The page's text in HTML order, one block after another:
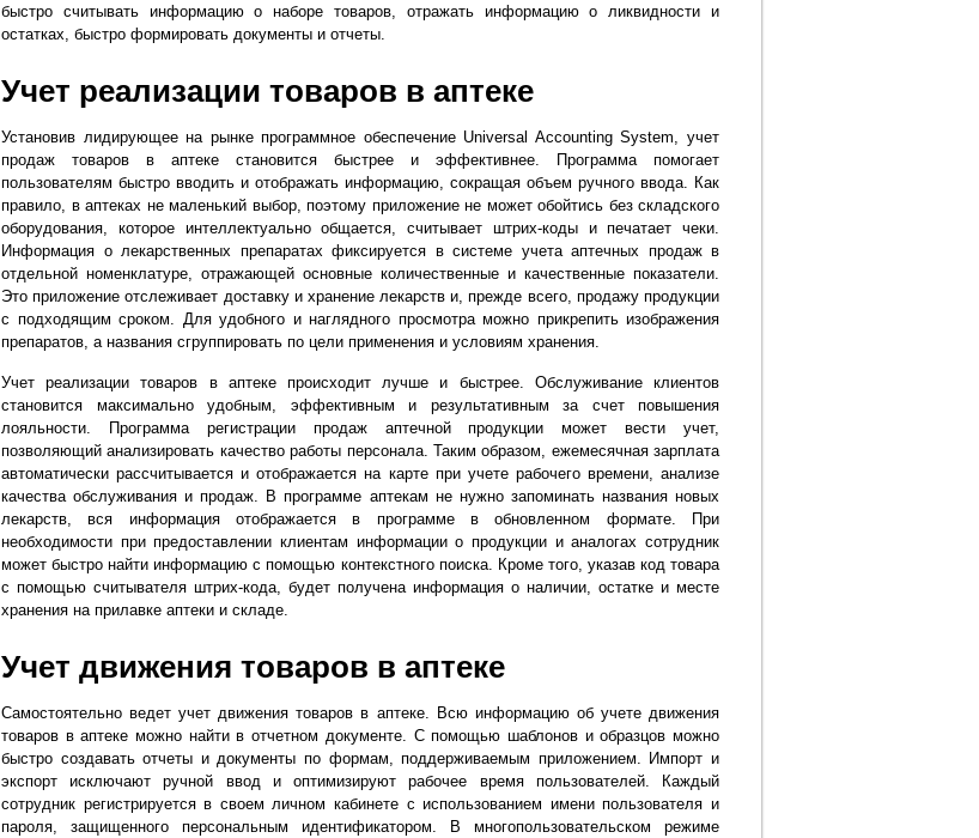
быстро считывать информацию о наборе товаров, отражать информацию о ликвидности и
остатках, быстро формировать документы и отчеты.
Учет реализации товаров в аптеке
Установив лидирующее на рынке программное обеспечение Universal Accounting System, учет
продаж товаров в аптеке становится быстрее и эффективнее. Программа помогает
пользователям быстро вводить и отображать информацию, сокращая объем ручного ввода. Как
правило, в аптеках не маленький выбор, поэтому приложение не может обойтись без складского
оборудования, которое интеллектуально общается, считывает штрих-коды и печатает чеки.
Информация о лекарственных препаратах фиксируется в системе учета аптечных продаж в
отдельной номенклатуре, отражающей основные количественные и качественные показатели.
Это приложение отслеживает доставку и хранение лекарств и, прежде всего, продажу продукции
с подходящим сроком. Для удобного и наглядного просмотра можно прикрепить изображения
препаратов, а названия сгруппировать по цели применения и условиям хранения.
Учет реализации товаров в аптеке происходит лучше и быстрее. Обслуживание клиентов
становится максимально удобным, эффективным и результативным за счет повышения
лояльности. Программа регистрации продаж аптечной продукции может вести учет,
позволяющий анализировать качество работы персонала. Таким образом, ежемесячная зарплата
автоматически рассчитывается и отображается на карте при учете рабочего времени, анализе
качества обслуживания и продаж. В программе аптекам не нужно запоминать названия новых
лекарств, вся информация отображается в программе в обновленном формате. При
необходимости при предоставлении клиентам информации о продукции и аналогах сотрудник
может быстро найти информацию с помощью контекстного поиска. Кроме того, указав код товара
с помощью считывателя штрих-кода, будет получена информация о наличии, остатке и месте
хранения на прилавке аптеки и складе.
Учет движения товаров в аптеке
Самостоятельно ведет учет движения товаров в аптеке. Всю информацию об учете движения
товаров в аптеке можно найти в отчетном документе. С помощью шаблонов и образцов можно
быстро создавать отчеты и документы по формам, поддерживаемым приложением. Импорт и
экспорт исключают ручной ввод и оптимизируют рабочее время пользователей. Каждый
сотрудник регистрируется в своем личном кабинете с использованием имени пользователя и
пароля, защищенного персональным идентификатором. В многопользовательском режиме